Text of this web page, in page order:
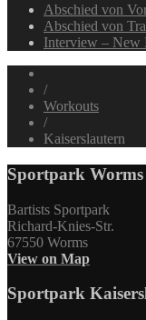
Abschied von
Abschied von
Interview – New
/
Workouts
/
Kaiserslautern
Sportpark Worms
Bartists Sportpark
Richard-Knies-Str.
67550 Worms
View on Map
Sportpark